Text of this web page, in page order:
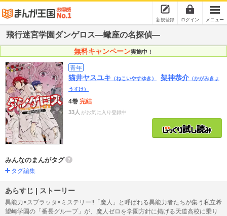
新規登録 ログイン メニュー
飛行迷宮学園ダンゲロス―蠍座の名探偵―
無料キャンペーン実施中！
青年
猫井ヤスユキ （ねこいやすゆき） 架神恭介 （かがみきょ
うすけ）
4巻 完結
33人 がお気に入り登録中
みんなのまんがタグ
タグ編集
あらすじ | ストーリー
異能力×スプラッタ×ミステリー!!「魔人」と呼ばれる異能力者たちが集う私立希
望崎学園の「番長グループ」が、魔人ゼロを学園方針に掲げる天道高校に乗り